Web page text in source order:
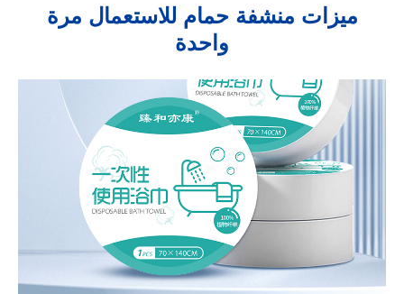
ميزات منشفة حمام للاستعمال مرة
واحدة